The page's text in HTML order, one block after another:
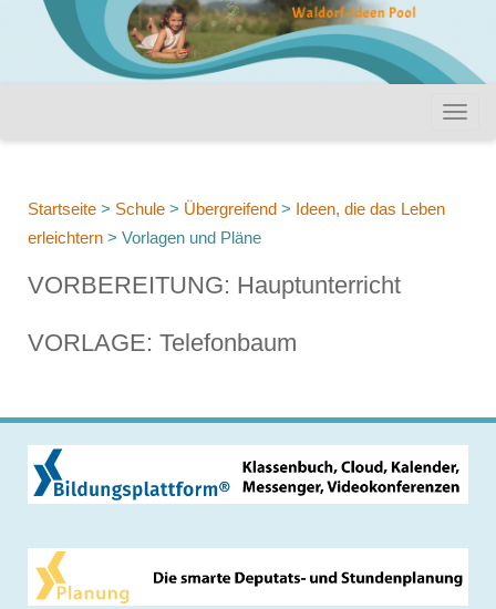
Startseite > Schule > Übergreifend > Ideen, die das Leben
erleichtern > Vorlagen und Pläne
VORBEREITUNG: Hauptunterricht
VORLAGE: Telefonbaum